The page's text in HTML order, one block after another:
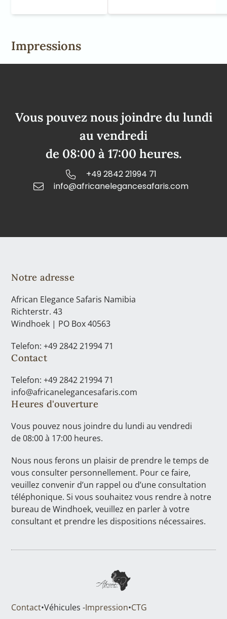
Impressions
Vous pouvez nous joindre du lundi
au vendredi
de 08:00 à 17:00 heures.
+49 2842 21994 71
info@africanelegancesafaris.com
Notre adresse
African Elegance Safaris Namibia
Richterstr. 43
Windhoek | PO Box 40563
Telefon: +49 2842 21994 71
Contact
Telefon: +49 2842 21994 71
info@africanelegancesafaris.com
Heures d'ouverture
Vous pouvez nous joindre du lundi au vendredi
de 08:00 à 17:00 heures.
Nous nous ferons un plaisir de prendre le temps de
vous consulter personnellement. Pour ce faire,
veuillez convenir d’un rappel ou d’une consultation
téléphonique. Si vous souhaitez vous rendre à notre
bureau de Windhoek, veuillez en parler à votre
consultant et prendre les dispositions nécessaires.
Contact•Véhicules -Impression•CTG